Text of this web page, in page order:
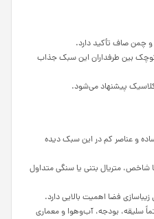
چمن صاف تأکید دارد.
کوچک بین طرفداران این سبک جذاب
پیشنهاد می‌شود.
و عناصر کم در این سبک دیده
شاخص، متریال بتنی یا سنگی متداول
فضا اهمیت بالایی دارد.
سلیقه، بودجه، آب‌وهوا و معماری